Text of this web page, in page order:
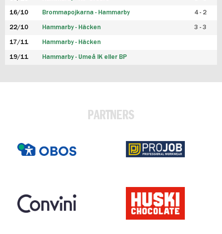
16/10 Brommapojkarna - Hammarby 4 - 2
22/10 Hammarby - Häcken 3 - 3
17/11 Hammarby - Häcken
19/11 Hammarby - Umeå IK eller BP
PARTNERS